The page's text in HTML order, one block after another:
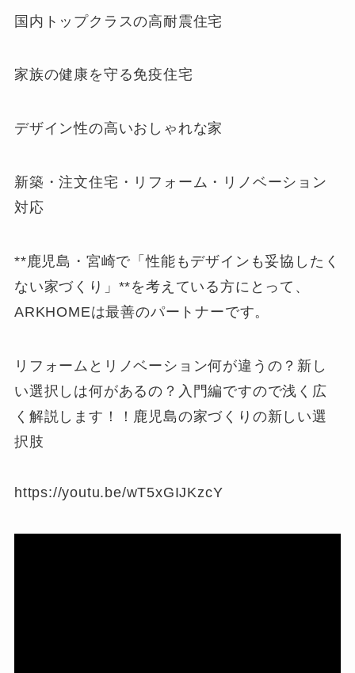
国内トップクラスの高耐震住宅
家族の健康を守る免疫住宅
デザイン性の高いおしゃれな家
新築・注文住宅・リフォーム・リノベーション
対応
**鹿児島・宮崎で「性能もデザインも妥協したく
ない家づくり」**を考えている方にとって、
ARKHOMEは最善のパートナーです。
リフォームとリノベーション何が違うの？新し
い選択しは何があるの？入門編ですので浅く広
く解説します！！鹿児島の家づくりの新しい選
択肢
https://youtu.be/wT5xGIJKzcY